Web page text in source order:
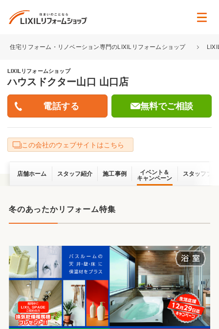
住宅リフォーム・リノベーション専門のLIXILリフォームショップ
LIXILリフォームショップ
ハウスドクター山口 山口店
無料でご相談
この会社のウェブサイトはこちら
店舗ホーム スタッフ紹介 施工事例
イベント＆
キャンペーン
スタッフブ
冬のあったかリフォーム特集